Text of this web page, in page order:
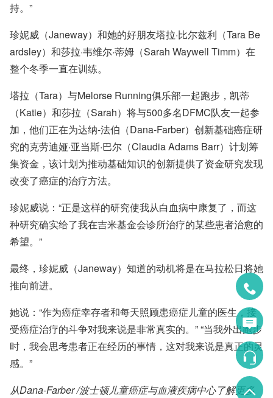
持。”
珍妮威（Janeway）和她的好朋友塔拉·比尔兹利（Tara Be
ardsley）和莎拉·韦维尔·蒂姆（Sarah Waywell Timm）在
整个冬季一直在训练。
塔拉（Tara）与Melorse Running俱乐部一起跑步，凯蒂
（Katie）和莎拉（Sarah）将与500多名DFMC队友一起参
加，他们正在为达纳-法伯（Dana-Farber）创新基础癌症研
究的克劳迪娅·亚当斯·巴尔（Claudia Adams Barr）计划筹
集资金，该计划为推动基础知识的创新提供了资金研究发现
改变了癌症的治疗方法。
珍妮威说：“正是这样的研究使我从白血病中康复了，而这
种研究确实给了我在吉米基金会诊所治疗的某些患者治愈的
希望。”
最终，珍妮威（Janeway）知道的动机将是在马拉松日将她
推向前进。
她说：“作为癌症幸存者和每天照顾患癌症儿童的医生，接
受癌症治疗的斗争对我来说是非常真实的。” “当我外出跑步
时，我会思考患者正在经历的事情，这对我来说是真正的灵
感。”
从Dana-Farber /波士顿儿童癌症与血液疾病中心了解更多